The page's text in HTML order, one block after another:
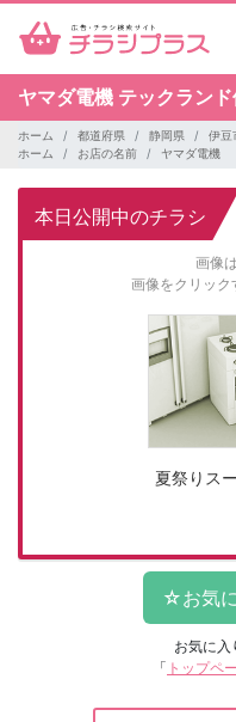
ヤマダ電機 テックラン
ホーム 都道府県 静岡県
伊豆
ホーム
お店の名前 ヤマダ電機
本日公開中のチラシ
画像
画像をクリック
夏祭りス
お気に入
「 トップペ